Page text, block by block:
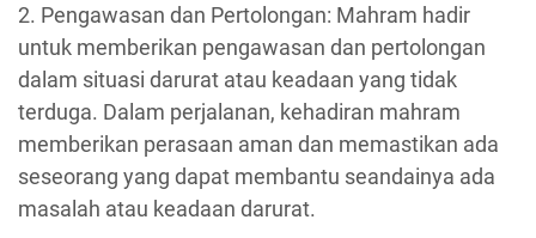
2. Pengawasan dan Pertolongan: Mahram hadir
untuk memberikan pengawasan dan pertolongan
dalam situasi darurat atau keadaan yang tidak
terduga. Dalam perjalanan, kehadiran mahram
memberikan perasaan aman dan memastikan ada
seseorang yang dapat membantu seandainya ada
masalah atau keadaan darurat.